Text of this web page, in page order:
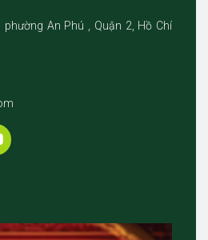
An Phú , Quận 2, Hồ Chí